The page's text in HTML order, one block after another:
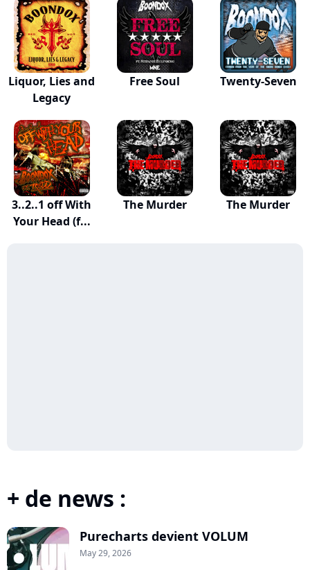
Liquor, Lies and
Legacy
Free Soul Twenty-Seven
3..2..1 off With
Your Head (f...
The Murder The Murder
+ de news :
Purecharts devient VOLUM
May 29, 2026